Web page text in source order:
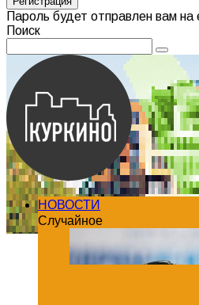
Пароль будет отправлен вам на
Поиск
НОВОСТИ
Случайное